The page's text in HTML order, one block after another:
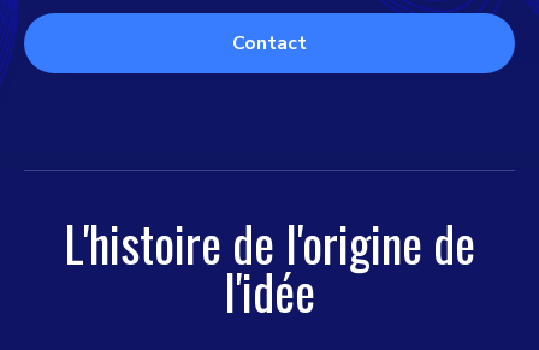
Contact
L'histoire de l'origine de
l'idée